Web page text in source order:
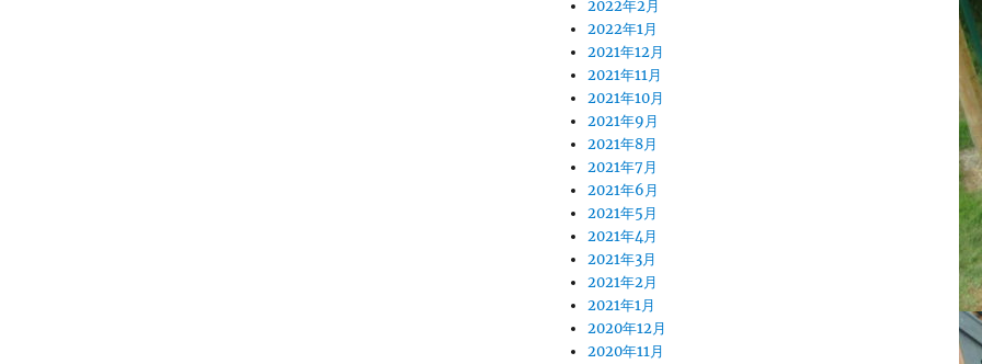
2022年2月
2022年1月
2021年12月
2021年11月
2021年10月
2021年9月
2021年8月
2021年7月
2021年6月
2021年5月
2021年4月
2021年3月
2021年2月
2021年1月
2020年12月
2020年11月